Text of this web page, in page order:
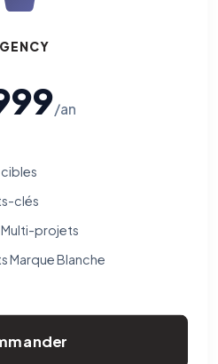
/an
cibles
clés
projets
Marque Blanche